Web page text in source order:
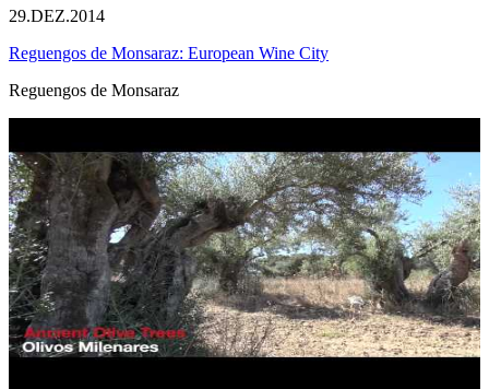
29.DEZ.2014
Reguengos de Monsaraz: European Wine City
Reguengos de Monsaraz